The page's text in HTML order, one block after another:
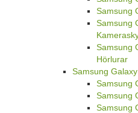
Samsung
Samsung
Samsung
Hörlurar
Samsung
Samsung
Samsung
Samsung